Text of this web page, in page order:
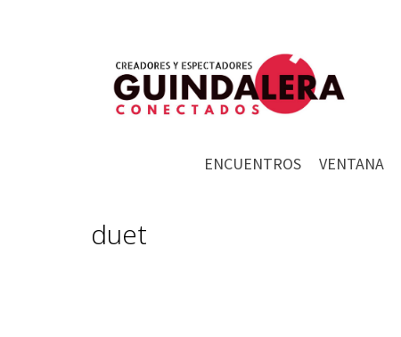
ENCUENTROS VENTANA
duet